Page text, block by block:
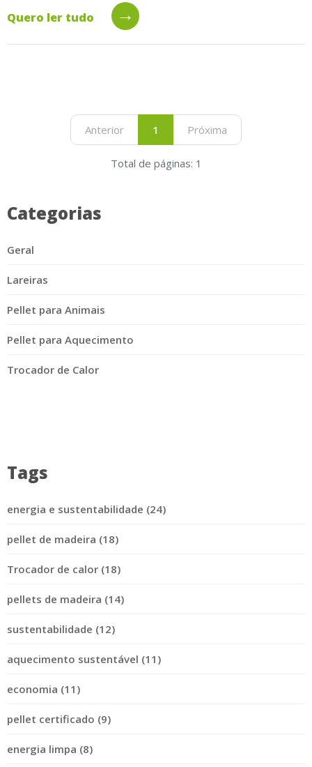
Quero ler tudo →
Anterior 1 Próxima
Total de páginas: 1
Categorias
Geral
Lareiras
Pellet para Animais
Pellet para Aquecimento
Trocador de Calor
Tags
energia e sustentabilidade (24)
pellet de madeira (18)
Trocador de calor (18)
pellets de madeira (14)
sustentabilidade (12)
aquecimento sustentável (11)
economia (11)
pellet certificado (9)
energia limpa (8)